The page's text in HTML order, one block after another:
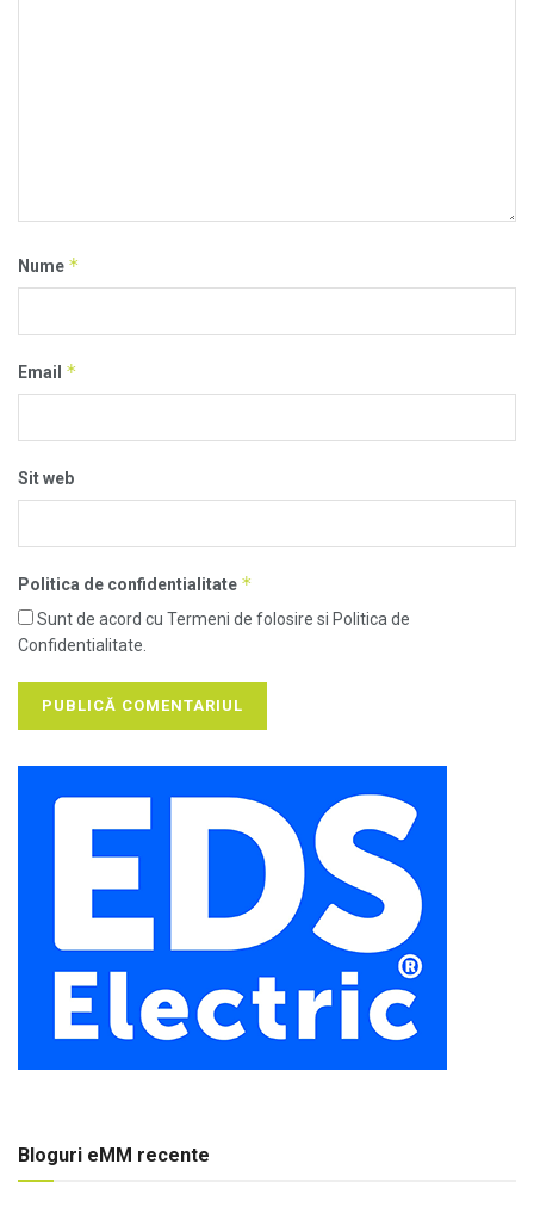
Nume *
Email *
Sit web
Politica de confidentialitate *
Sunt de acord cu Termeni de folosire si Politica de
Confidentialitate.
Bloguri eMM recente